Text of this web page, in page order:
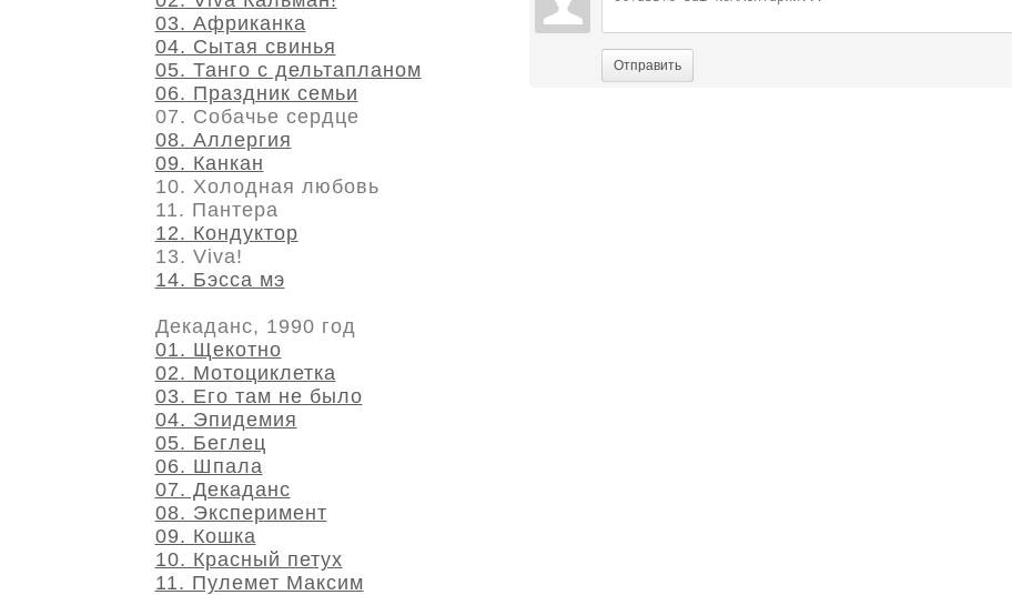
Отправить
03. Африканка
04. Сытая свинья
05. Танго с дельтапланом
06. Праздник семьи
07. Собачье сердце
08. Аллергия
09. Канкан
10. Холодная любовь
11. Пантера
12. Кондуктор
13. Viva!
14. Бэсса мэ
Декаданс, 1990 год
01. Щекотно
02. Мотоциклетка
03. Его там не было
04. Эпидемия
05. Беглец
06. Шпала
07. Декаданс
08. Эксперимент
09. Кошка
10. Красный петух
11. Пулемет Максим